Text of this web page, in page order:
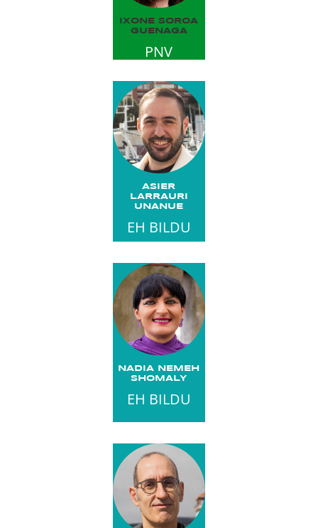
IXONE SOROA
GUENAGA
PNV
ASIER
LARRAURI
UNANUE
EH BILDU
NADIA NEMEH
SHOMALY
EH BILDU